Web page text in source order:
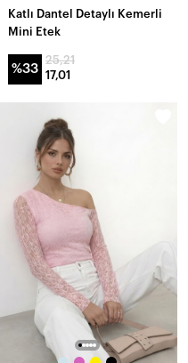
Katlı Dantel Detaylı Kemerli
Mini Etek
%33
25,21
17,01